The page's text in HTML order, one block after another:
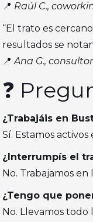
📍 Raúl C.,
“El trato es
resultados se
📍Ana G.,
❓
¿Trabajáis en
Sí. Estamos
¿Interrumpís el
No. Trabajamos
¿Tengo que
No. Llevamos